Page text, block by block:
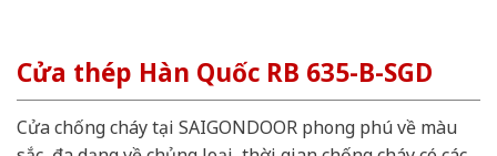
Cửa thép Hàn Quốc RB 635-B-SGD
Cửa chống cháy tại SAIGONDOOR phong phú về màu